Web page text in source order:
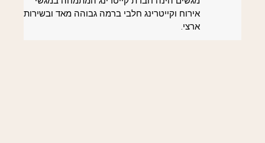
אירוח וקייטרינג חלבי ברמה גבוהה מאד ובשירות
ארצי.